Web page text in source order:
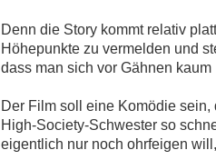
Denn die Story kommt relativ
Höhepunkte zu vermelden und
dass man sich vor Gähnen
Der Film soll eine Komödie
High-Society-Schwester so
eigentlich nur noch ohrfeigen